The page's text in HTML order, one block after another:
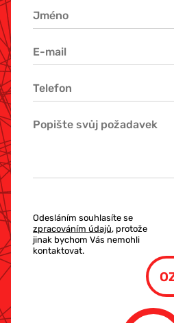
Odesláním souhlasíte se
zpracováním údajů, protože
jinak bychom Vás nemohli
kontaktovat.